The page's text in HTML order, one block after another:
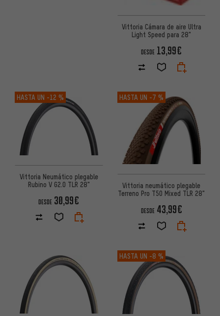
Vittoria Cámara de aire Ultra
Light Speed para 28"
DESDE 13,99€
HASTA UN -12 %
Vittoria Neumático plegable
Rubino V G2.0 TLR 28"
DESDE 30,99€
HASTA UN -7 %
Vittoria neumático plegable
Terreno Pro T50 Mixed TLR 28"
DESDE 43,99€
HASTA UN -8 %